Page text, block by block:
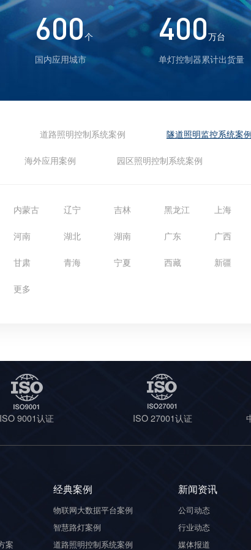
600个
国内应用城市
400万台
单灯控制器累计出货量
道路照明控制系统案例 隧道照明监控系统案例
海外应用案例 园区照明控制系统案例
内蒙古 辽宁 吉林 黑龙江 上海
河南 湖北 湖南 广东 广西
甘肃 青海 宁夏 西藏 新疆
更多
ISO 9001认证 ISO 27001认证
案
经典案例
物联网大数据平台案例
智慧路灯案例
道路照明控制系统案例
新闻资讯
公司动态
行业动态
媒体报道